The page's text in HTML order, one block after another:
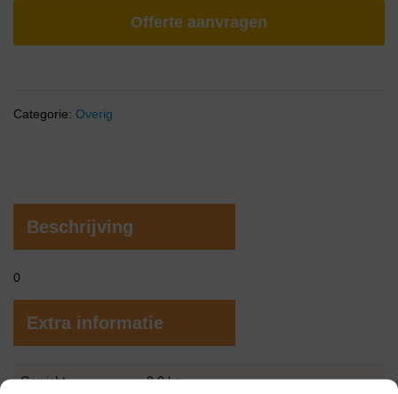
Offerte aanvragen
Categorie: Overig
Beschrijving
0
Extra informatie
Gewicht 0,0 kg